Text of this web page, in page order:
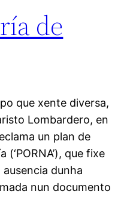
de
que xente diversa,
Lombardero, en
un plan de
que fixe
dunha
nun documento